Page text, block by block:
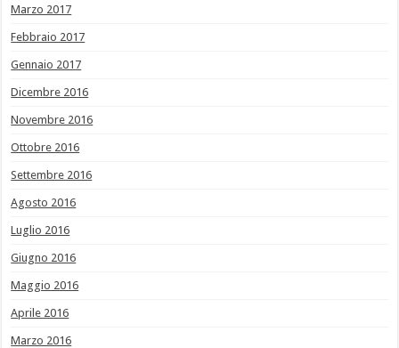
Marzo 2017
Febbraio 2017
Gennaio 2017
Dicembre 2016
Novembre 2016
Ottobre 2016
Settembre 2016
Agosto 2016
Luglio 2016
Giugno 2016
Maggio 2016
Aprile 2016
Marzo 2016